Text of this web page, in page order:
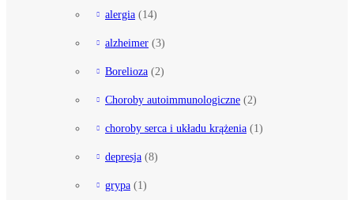
alergia (14)
alzheimer (3)
Borelioza (2)
Choroby autoimmunologiczne (2)
choroby serca i układu krążenia (1)
depresja (8)
grypa (1)